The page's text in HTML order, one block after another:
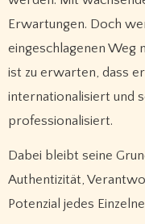
Erwartungen. Doch
eingeschlagenen Weg
ist zu erwarten, dass
internationalisiert und
professionalisiert.
Dabei bleibt seine
Authentizität,
Potenzial jedes